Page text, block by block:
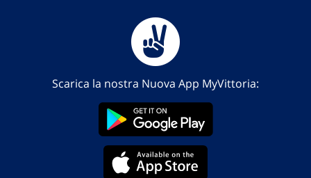
Scarica la nostra Nuova App MyVittoria: